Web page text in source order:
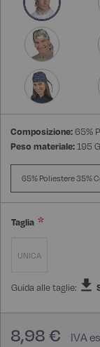
Composizione:65%
Peso materiale:195
65% Poliestere 35%
Taglia
UNICA
Guida alle taglie:
8,98 €